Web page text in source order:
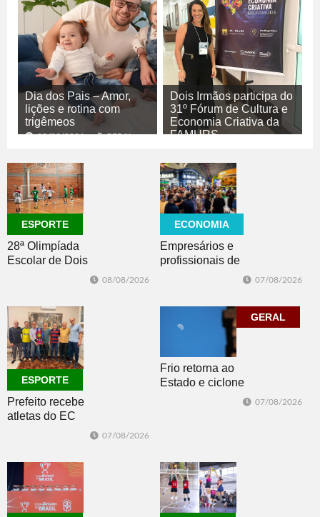
Dia dos Pais – Amor,
lições e rotina com
trigêmeos
08/08/2026 GERAL
Dois Irmãos participa do
31º Fórum de Cultura e
Economia Criativa da
FAMURS
CULTURA
ESPORTE
28ª Olimpíada
Escolar de Dois
08/08/2026
ECONOMIA
Empresários e
profissionais de
07/08/2026
ESPORTE
Prefeito recebe
atletas do EC
Master 65+
07/08/2026
GERAL
Frio retorna ao
Estado e ciclone
07/08/2026